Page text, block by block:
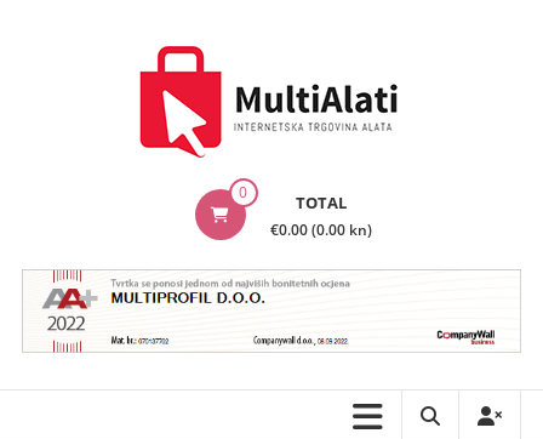
Internetska
trgovina
alata
0 TOTAL
€0.00 (0.00 kn)